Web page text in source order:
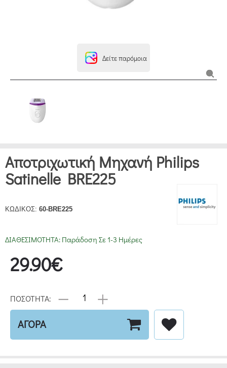
Δείτε παρόμοια
Αποτριχωτική Μηχανή Philips
Satinelle BRE225
ΚΩΔΙΚΟΣ: 60-BRE225
ΔΙΑΘΕΣΙΜΟΤΗΤΑ: Παράδοση Σε 1-3 Ημέρες
29.90€
ΠΟΣΟΤΗΤΑ:
ΑΓΟΡΑ